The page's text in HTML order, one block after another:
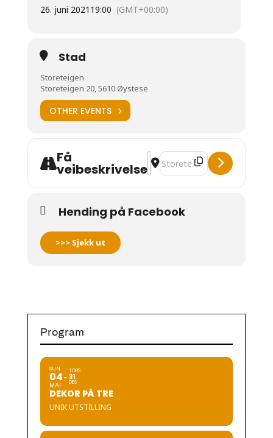
26. juni 2021 19:00 (GMT+00:00)
Stad
Storeteigen
Storeteigen 20, 5610 Øystese
OTHER EVENTS
Få
veibeskrivelse
Address - Sommarfest med
Destination Address -
Hending på Facebook
>>> Sjekk ut
Program
SUN
04
MAI
TORS
31
DES
DEKOR PÅ TRE
UNIK UTSTILLING